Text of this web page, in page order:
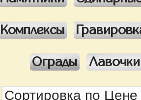
Комплексы
Ограды